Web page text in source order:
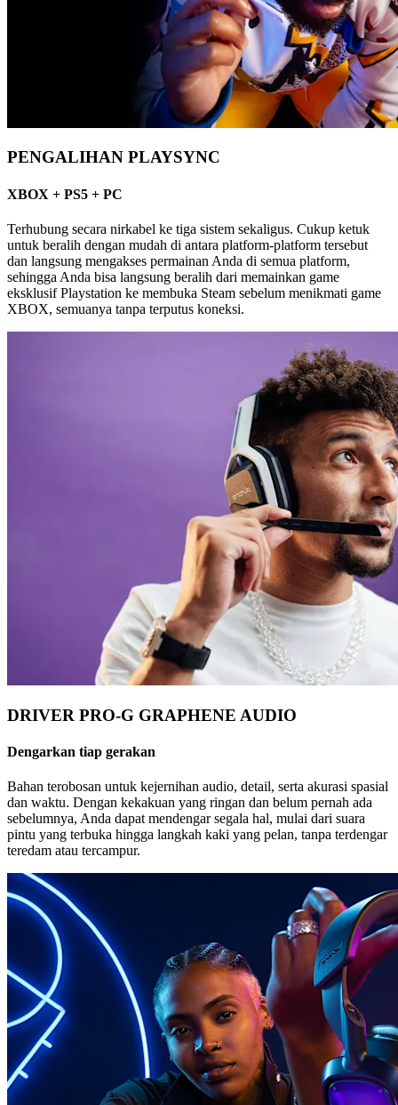
PENGALIHAN PLAYSYNC
XBOX + PS5 + PC
Terhubung secara nirkabel ke tiga sistem sekaligus. Cukup ketuk
untuk beralih dengan mudah di antara platform-platform tersebut
dan langsung mengakses permainan Anda di semua platform,
sehingga Anda bisa langsung beralih dari memainkan game
eksklusif Playstation ke membuka Steam sebelum menikmati game
XBOX, semuanya tanpa terputus koneksi.
DRIVER PRO-G GRAPHENE AUDIO
Dengarkan tiap gerakan
Bahan terobosan untuk kejernihan audio, detail, serta akurasi spasial
dan waktu. Dengan kekakuan yang ringan dan belum pernah ada
sebelumnya, Anda dapat mendengar segala hal, mulai dari suara
pintu yang terbuka hingga langkah kaki yang pelan, tanpa terdengar
teredam atau tercampur.